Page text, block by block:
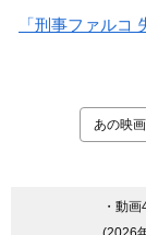
「刑事ファルコ
あの映
・動